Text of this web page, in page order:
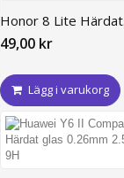
Honor 8 Lite
49,00 kr
Lägg i varukorg